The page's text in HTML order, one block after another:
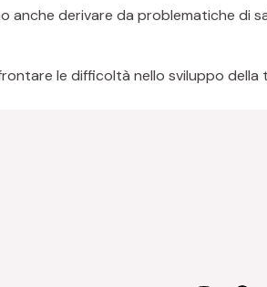
anche derivare da problematiche di
le difficoltà nello sviluppo